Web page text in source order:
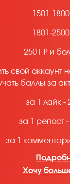
1501-
1801-
2501 ₽ и
свой аккаунт
баллы за
за 1 лайк -
за 1 репост
за 1
Хочу